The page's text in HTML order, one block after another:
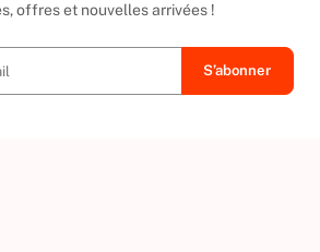
offres et nouvelles arrivées !